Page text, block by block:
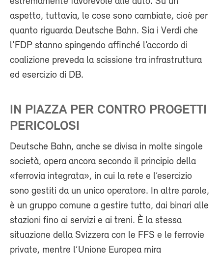
aspetto, tuttavia, le cose sono cambiate, cioè per
quanto riguarda Deutsche Bahn. Sia i Verdi che
l’FDP stanno spingendo affinché l’accordo di
coalizione preveda la scissione tra infrastruttura
ed esercizio di DB.
IN PIAZZA PER CONTRO PROGETTI
PERICOLOSI
Deutsche Bahn, anche se divisa in molte singole
società, opera ancora secondo il principio della
«ferrovia integrata», in cui la rete e l’esercizio
sono gestiti da un unico operatore. In altre parole,
è un gruppo comune a gestire tutto, dai binari alle
stazioni fino ai servizi e ai treni. È la stessa
situazione della Svizzera con le FFS e le ferrovie
private, mentre l’Unione Europea mira